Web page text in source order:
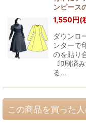
ンピース
1,550円(
ダウンロ
ンターで
のを貼り
印刷済
る…
この商品を買った